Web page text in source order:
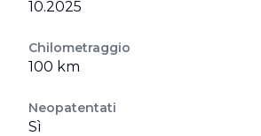
10.2025
Chilometraggio
100 km
Neopatentati
Sì